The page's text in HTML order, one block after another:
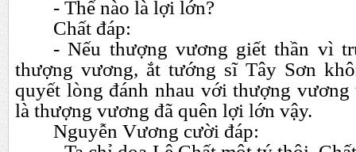
- Thế nào là lợi lớn?
Chất đáp:
- Nếu thượng vương giết thần vì
thượng vương, ắt tướng sĩ Tây Sơn
quyết lòng đánh nhau với thượng
là thượng vương đã quên lợi lớn vậy.
Nguyễn Vương cười đáp: